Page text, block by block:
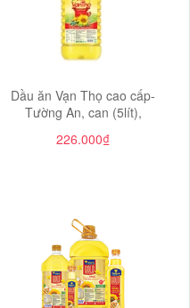
Dầu ăn Vạn Thọ cao cấp-
Tường An, can (5lít),
226.000₫